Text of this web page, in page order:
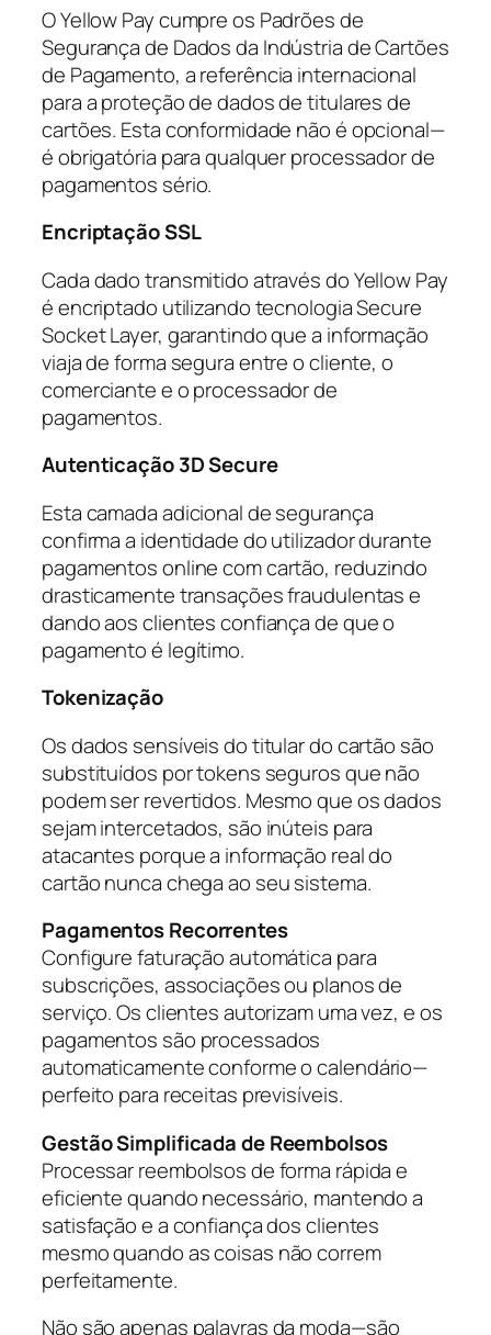
O Yellow Pay cumpre os Padrões de
Segurança de Dados da Indústria de Cartões
de Pagamento, a referência internacional
para a proteção de dados de titulares de
cartões. Esta conformidade não é opcional—
é obrigatória para qualquer processador de
pagamentos sério.
Encriptação SSL
Cada dado transmitido através do Yellow Pay
é encriptado utilizando tecnologia Secure
Socket Layer, garantindo que a informação
viaja de forma segura entre o cliente, o
comerciante e o processador de
pagamentos.
Autenticação 3D Secure
Esta camada adicional de segurança
confirma a identidade do utilizador durante
pagamentos online com cartão, reduzindo
drasticamente transações fraudulentas e
dando aos clientes confiança de que o
pagamento é legítimo.
Tokenização
Os dados sensíveis do titular do cartão são
substituídos por tokens seguros que não
podem ser revertidos. Mesmo que os dados
sejam intercetados, são inúteis para
atacantes porque a informação real do
cartão nunca chega ao seu sistema.
Pagamentos Recorrentes
Configure faturação automática para
subscrições, associações ou planos de
serviço. Os clientes autorizam uma vez, e os
pagamentos são processados
automaticamente conforme o calendário—
perfeito para receitas previsíveis.
Gestão Simplificada de Reembolsos
Processar reembolsos de forma rápida e
eficiente quando necessário, mantendo a
satisfação e a confiança dos clientes
mesmo quando as coisas não correm
perfeitamente.
Não são apenas palavras da moda—são